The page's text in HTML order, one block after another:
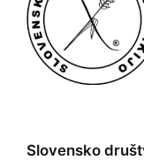
Slovensko